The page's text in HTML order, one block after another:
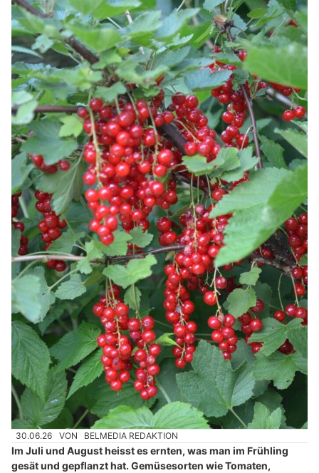
30.06.26 VON BELMEDIA REDAKTION
Im Juli und August heisst es ernten, was man im Frühling
gesät und gepflanzt hat. Gemüsesorten wie Tomaten,